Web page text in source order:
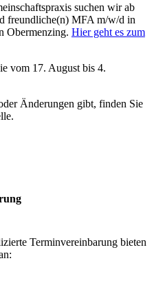
suchen wir ab
freundliche(n) MFA m/w/d in
Obermenzing. Hier geht es zum
vom 17. August bis 4.
Änderungen gibt, finden Sie
Terminvereinbarung bieten